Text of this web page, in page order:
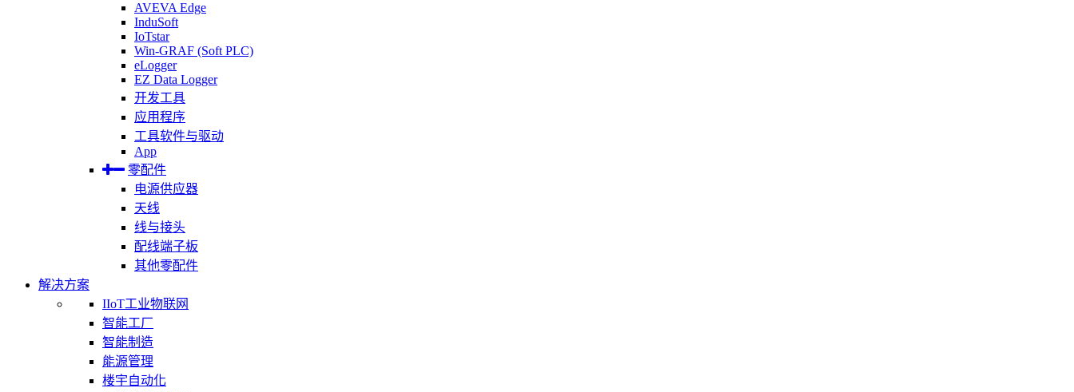
AVEVA Edge
InduSoft
IoTstar
Win-GRAF (Soft PLC)
eLogger
EZ Data Logger
开发工具
应用程序
工具软件与驱动
App
零配件
电源供应器
天线
线与接头
配线端子板
其他零配件
解决方案
IIoT工业物联网
智能工厂
智能制造
能源管理
楼宇自动化